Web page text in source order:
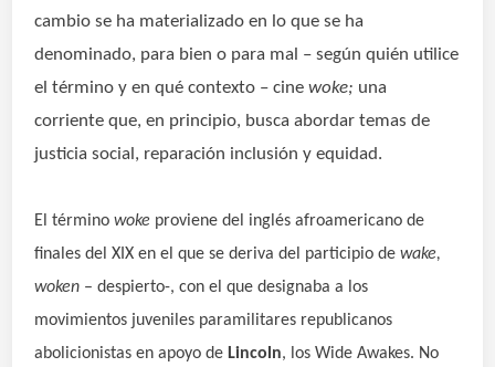
cambio se ha materializado en lo que se ha
denominado, para bien o para mal – según quién utilice
el término y en qué contexto – cinewoke; una
corriente que, en principio, busca abordar temas de
justicia social, reparación inclusión y equidad.
El término woke proviene del inglés afroamericano de
finales del XIX en el que se deriva del participio de wake,
woken – despierto-, con el que designaba a los
movimientos juveniles paramilitares republicanos
abolicionistas en apoyo de Lincoln, los Wide Awakes. No